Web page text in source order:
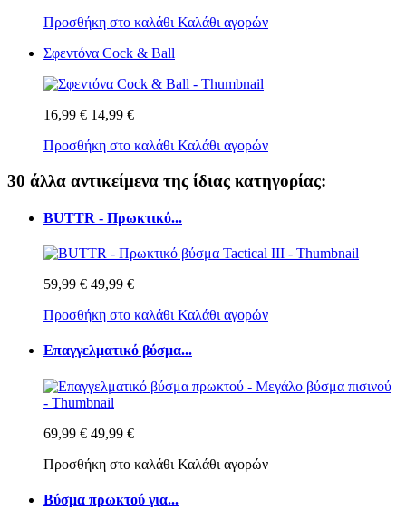
Προσθήκη στο καλάθι Καλάθι αγορών
Σφεντόνα Cock & Ball
16,99 € 14,99 €
Προσθήκη στο καλάθι Καλάθι αγορών
30 άλλα αντικείμενα της ίδιας κατηγορίας:
BUTTR - Πρωκτικό...
59,99 € 49,99 €
Προσθήκη στο καλάθι Καλάθι αγορών
Επαγγελματικό βύσμα...
69,99 € 49,99 €
Προσθήκη στο καλάθι Καλάθι αγορών
Βύσμα πρωκτού για...